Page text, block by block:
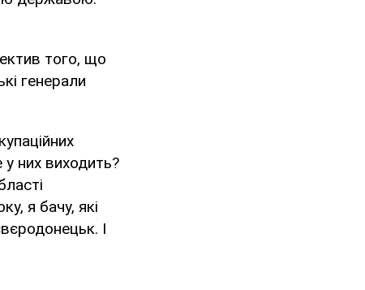
того, що
генерали
у них виходить?
я бачу, які
І